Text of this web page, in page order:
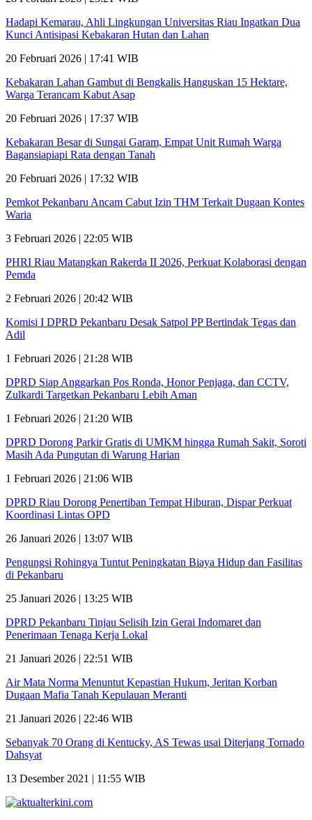
Hadapi Kemarau, Ahli Lingkungan Universitas Riau Ingatkan Dua
Kunci Antisipasi Kebakaran Hutan dan Lahan
20 Februari 2026 | 17:41 WIB
Kebakaran Lahan Gambut di Bengkalis Hanguskan 15 Hektare,
Warga Terancam Kabut Asap
20 Februari 2026 | 17:37 WIB
Kebakaran Besar di Sungai Garam, Empat Unit Rumah Warga
Bagansiapiapi Rata dengan Tanah
20 Februari 2026 | 17:32 WIB
Pemkot Pekanbaru Ancam Cabut Izin THM Terkait Dugaan Kontes
Waria
3 Februari 2026 | 22:05 WIB
PHRI Riau Matangkan Rakerda II 2026, Perkuat Kolaborasi dengan
Pemda
2 Februari 2026 | 20:42 WIB
Komisi I DPRD Pekanbaru Desak Satpol PP Bertindak Tegas dan
Adil
1 Februari 2026 | 21:28 WIB
DPRD Siap Anggarkan Pos Ronda, Honor Penjaga, dan CCTV,
Zulkardi Targetkan Pekanbaru Lebih Aman
1 Februari 2026 | 21:20 WIB
DPRD Dorong Parkir Gratis di UMKM hingga Rumah Sakit, Soroti
Masih Ada Pungutan di Warung Harian
1 Februari 2026 | 21:06 WIB
DPRD Riau Dorong Penertiban Tempat Hiburan, Dispar Perkuat
Koordinasi Lintas OPD
26 Januari 2026 | 13:07 WIB
Pengungsi Rohingya Tuntut Peningkatan Biaya Hidup dan Fasilitas
di Pekanbaru
25 Januari 2026 | 13:25 WIB
DPRD Pekanbaru Tinjau Selisih Izin Gerai Indomaret dan
Penerimaan Tenaga Kerja Lokal
21 Januari 2026 | 22:51 WIB
Air Mata Norma Menuntut Kepastian Hukum, Jeritan Korban
Dugaan Mafia Tanah Kepulauan Meranti
21 Januari 2026 | 22:46 WIB
Sebanyak 70 Orang di Kentucky, AS Tewas usai Diterjang Tornado
Dahsyat
13 Desember 2021 | 11:55 WIB